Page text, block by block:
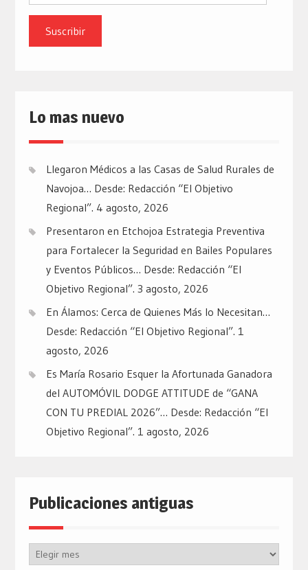
email
Lo mas nuevo
Llegaron Médicos a las Casas de Salud Rurales de
Navojoa… Desde: Redacción “El Objetivo
Regional”. 4 agosto, 2026
Presentaron en Etchojoa Estrategia Preventiva
para Fortalecer la Seguridad en Bailes Populares
y Eventos Públicos… Desde: Redacción “El
Objetivo Regional”. 3 agosto, 2026
En Álamos: Cerca de Quienes Más lo Necesitan…
Desde: Redacción “El Objetivo Regional”. 1
agosto, 2026
Es María Rosario Esquer la Afortunada Ganadora
del AUTOMÓVIL DODGE ATTITUDE de “GANA
CON TU PREDIAL 2026”… Desde: Redacción “El
Objetivo Regional”. 1 agosto, 2026
Publicaciones antiguas
Publicaciones